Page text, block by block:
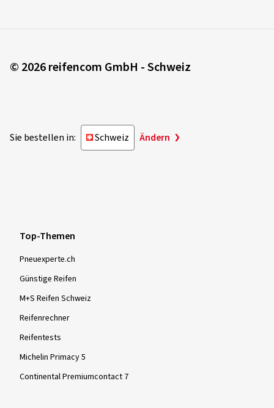
© 2026 reifencom GmbH - Schweiz
Sie bestellen in: Schweiz Ändern
Top-Themen
Pneuexperte.ch
Günstige Reifen
M+S Reifen Schweiz
Reifenrechner
Reifentests
Michelin Primacy 5
Continental Premiumcontact 7